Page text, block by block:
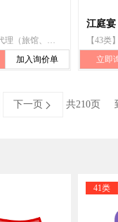
【43类】住所代理（旅馆、供膳寄宿处）;备办宴席;咖啡馆;饭店;餐馆;快餐馆;酒吧服务;流动饮食供应;茶馆;流动餐馆服务
加入询价单
江庭宴
立即
下一页  共210页
41类